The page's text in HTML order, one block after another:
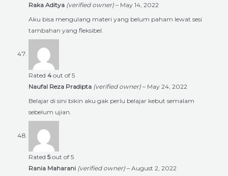
Raka Aditya (verified owner) – May 14, 2022
Aku bisa mengulang materi yang belum paham lewat sesi
tambahan yang fleksibel.
Rated 4 out of 5
Naufal Reza Pradipta (verified owner) – May 24, 2022
Belajar di sini bikin aku gak perlu belajar kebut semalam
sebelum ujian.
Rated 5out of 5
Rania Maharani (verified owner) – August 2, 2022